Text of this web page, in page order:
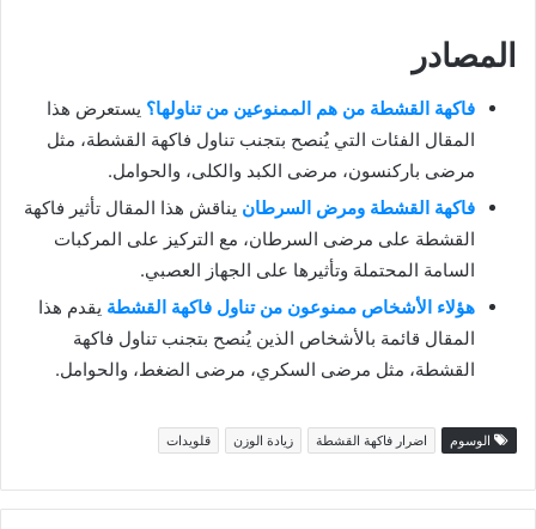
المصادر
فاكهة القشطة من هم الممنوعين من تناولها؟ يستعرض هذا
المقال الفئات التي يُنصح بتجنب تناول فاكهة القشطة، مثل
مرضى باركنسون، مرضى الكبد والكلى، والحوامل.
فاكهة القشطة ومرض السرطان يناقش هذا المقال تأثير فاكهة
القشطة على مرضى السرطان، مع التركيز على المركبات
السامة المحتملة وتأثيرها على الجهاز العصبي.
هؤلاء الأشخاص ممنوعون من تناول فاكهة القشطة يقدم هذا
المقال قائمة بالأشخاص الذين يُنصح بتجنب تناول فاكهة
القشطة، مثل مرضى السكري، مرضى الضغط، والحوامل.
الوسوم اضرار فاكهة القشطة زيادة الوزن قلويدات